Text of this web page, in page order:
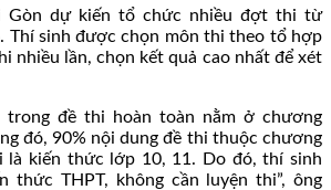
Gòn dự kiến tổ chức nhiều đợt thi từ
Thí sinh được chọn môn thi theo tổ hợp
nhiều lần, chọn kết quả cao nhất để xét
trong đề thi hoàn toàn nằm ở chương
đó, 90% nội dung đề thi thuộc chương
là kiến thức lớp 10, 11. Do đó, thí sinh
thức THPT, không cần luyện thi”, ông